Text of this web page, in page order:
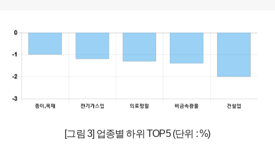
[그림 3] 업종별 하위 TOP5 (단위 : %)